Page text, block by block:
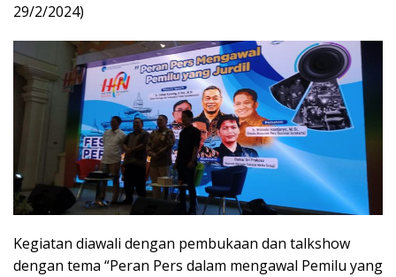
29/2/2024)
Kegiatan diawali dengan pembukaan dan talkshow
dengan tema “Peran Pers dalam mengawal Pemilu yang